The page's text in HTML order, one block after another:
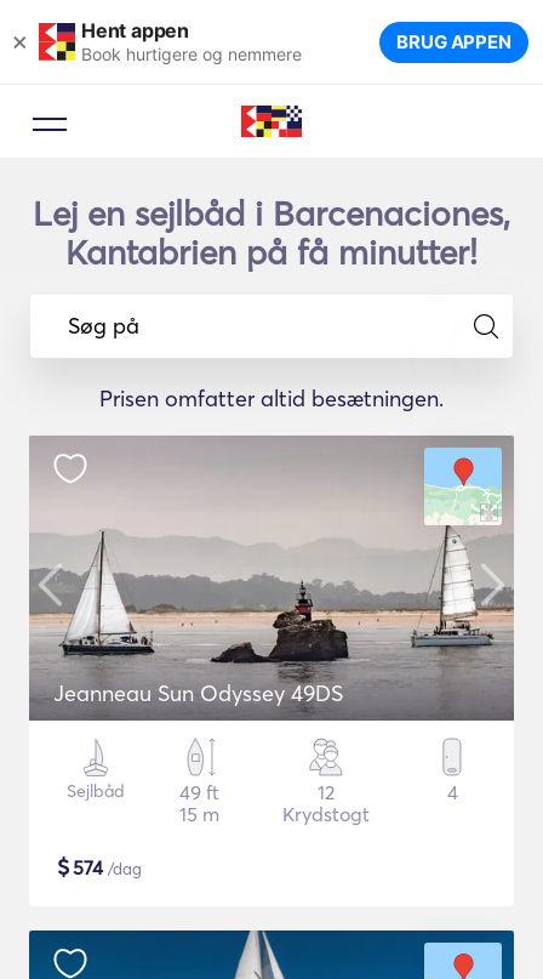
× Hent appen
Book hurtigere og nemmere BRUG APPEN
Lej en sejlbåd i Barcenaciones,
Kantabrien på få minutter!
Søg på
Prisen omfatter altid besætningen.
Jeanneau Sun Odyssey 49DS
Sejlbåd
49 ft
15 m
12
Krydstogt
4
$574/dag